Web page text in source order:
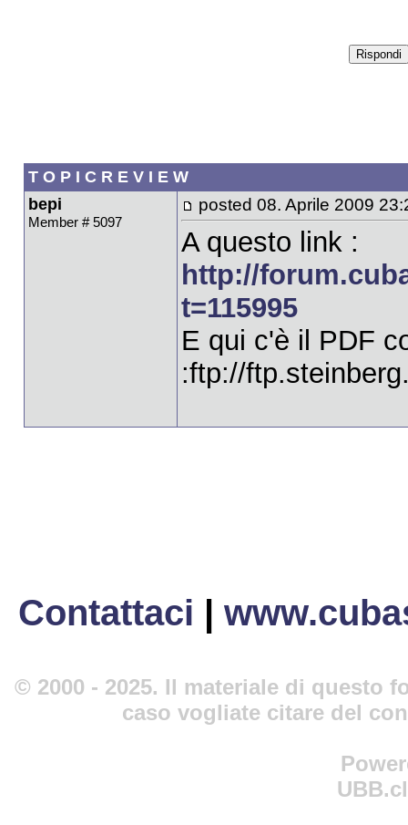
T O P I C R E V I E W
bepi
Member # 5097
posted 08. Aprile 2009
A questo link :
http://
t=115995
E qui c'è il PDF
:ftp://
Contattaci |
© 2000 - 2025. Il materiale di questo
caso vogliate citare del